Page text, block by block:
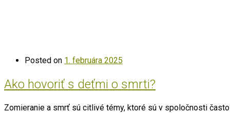
Posted on 1. februára 2025
Ako hovoriť s deťmi o smrti?
Zomieranie a smrť sú citlivé témy, ktoré sú v spoločnosti